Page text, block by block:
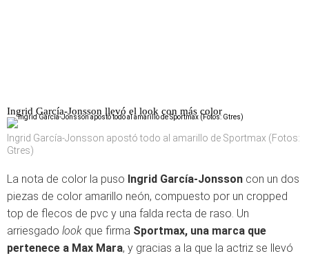
Ingrid García-Jonsson llevó el look con más color
Ingrid García-Jonsson apostó todo al amarillo de Sportmax (Fotos:
Gtres)
La nota de color la puso Ingrid García-Jonsson con un dos
piezas de color amarillo neón, compuesto por un cropped
top de flecos de pvc y una falda recta de raso. Un
arriesgado look que firma Sportmax, una marca que
pertenece a Max Mara, y gracias a la que la actriz se llevó